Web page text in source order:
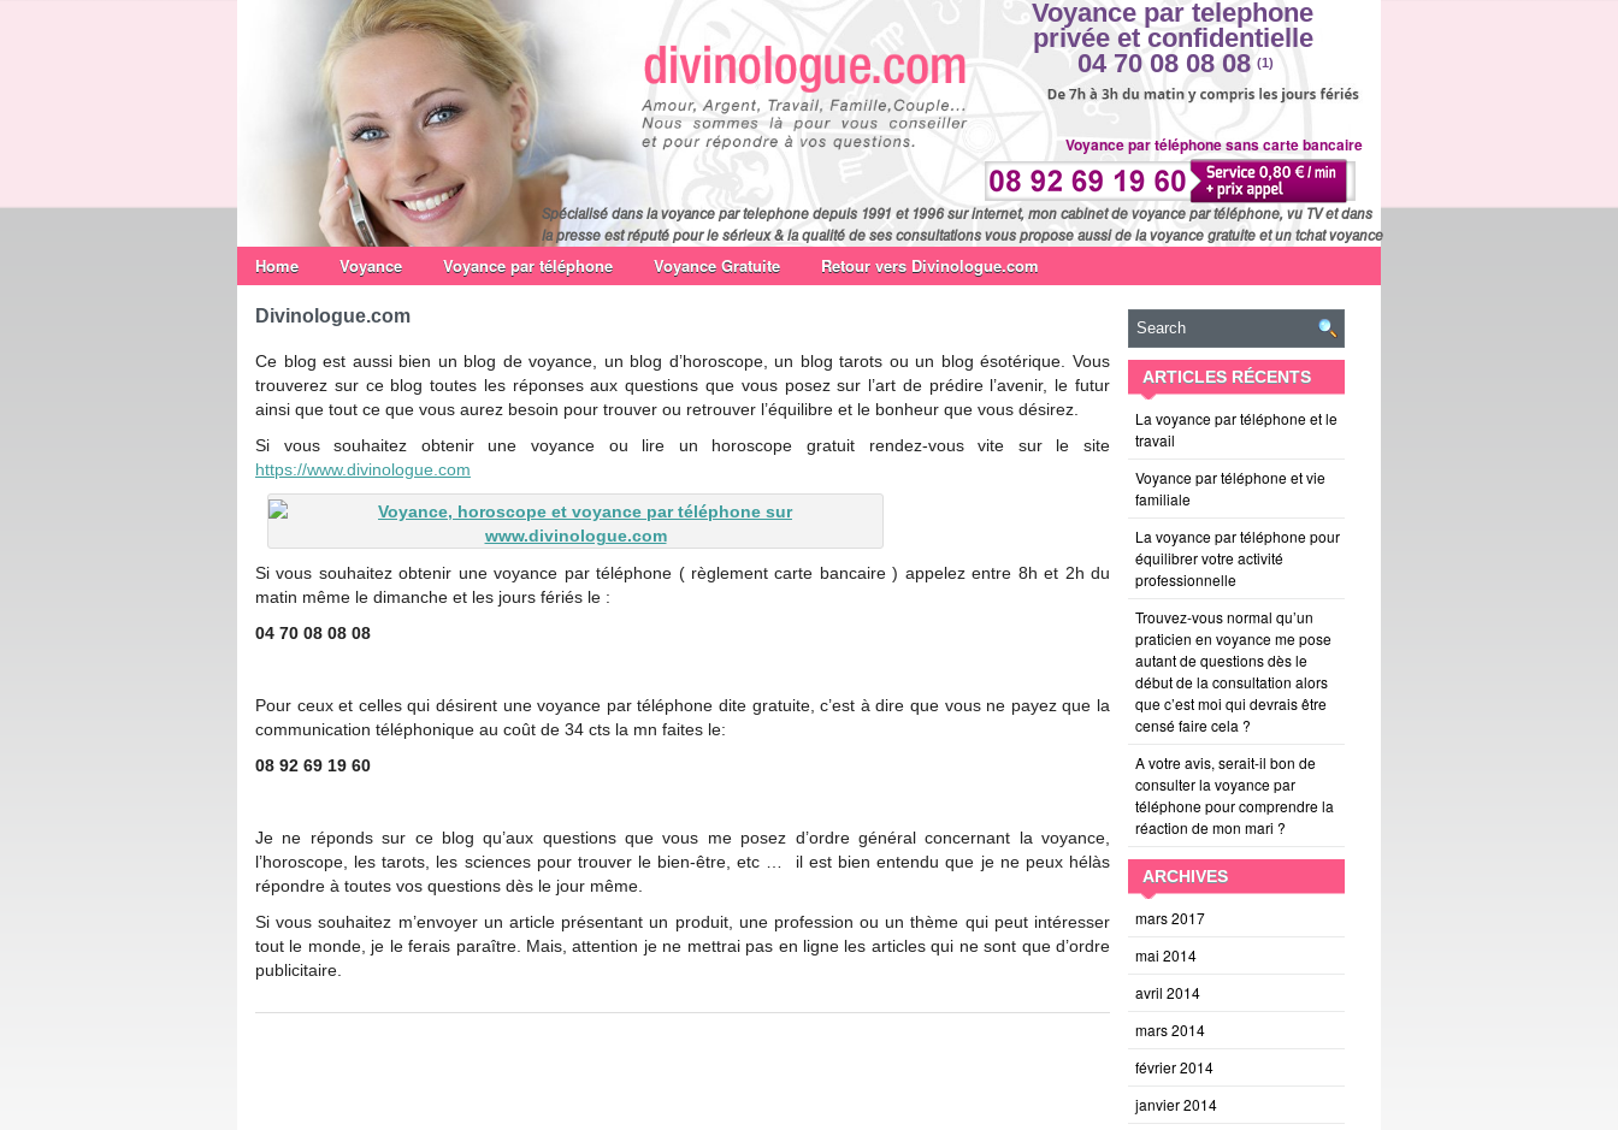
Voyance par telephone
privée et confidentielle
04 70 08 08 08 (1)
Voyance par téléphone sans carte bancaire
Spécialisé dans la voyance par telephone depuis 1991 et 1996 sur internet, mon cabinet de voyance par téléphone, vu TV et dans
la presse est réputé pour le sérieux & la qualité de ses consultations vous propose aussi de la voyance gratuite et un tchat voyance
Home Voyance Voyance par téléphone Voyance Gratuite Retour vers Divinologue.com
Divinologue.com
Ce blog est aussi bien un blog de voyance, un blog d’horoscope, un blog tarots ou un blog ésotérique. Vous
trouverez sur ce blog toutes les réponses aux questions que vous posez sur l’art de prédire l’avenir, le futur
ainsi que tout ce que vous aurez besoin pour trouver ou retrouver l’équilibre et le bonheur que vous désirez.
Si vous souhaitez obtenir une voyance ou lire un horoscope gratuit rendez-vous vite sur le site
https://www.divinologue.com
Si vous souhaitez obtenir une voyance par téléphone ( règlement carte bancaire ) appelez entre 8h et 2h du
matin même le dimanche et les jours fériés le :
04 70 08 08 08
Pour ceux et celles qui désirent une voyance par téléphone dite gratuite, c’est à dire que vous ne payez que la
communication téléphonique au coût de 34 cts la mn faites le:
08 92 69 19 60
Je ne réponds sur ce blog qu’aux questions que vous me posez d’ordre général concernant la voyance,
l’horoscope, les tarots, les sciences pour trouver le bien-être, etc … il est bien entendu que je ne peux hélàs
répondre à toutes vos questions dès le jour même.
Si vous souhaitez m’envoyer un article présentant un produit, une profession ou un thème qui peut intéresser
tout le monde, je le ferais paraître. Mais, attention je ne mettrai pas en ligne les articles qui ne sont que d’ordre
publicitaire.
ARTICLES RÉCENTS
La voyance par téléphone et le
travail
Voyance par téléphone et vie
familiale
La voyance par téléphone pour
équilibrer votre activité
professionnelle
Trouvez-vous normal qu’un
praticien en voyance me pose
autant de questions dès le
début de la consultation alors
que c’est moi qui devrais être
censé faire cela ?
A votre avis, serait-il bon de
consulter la voyance par
téléphone pour comprendre la
réaction de mon mari ?
ARCHIVES
mars 2017
mai 2014
avril 2014
mars 2014
février 2014
janvier 2014